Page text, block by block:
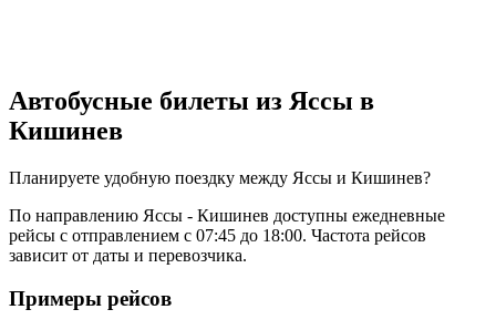
Автобусные билеты из Яссы в
Кишинев
Планируете удобную поездку между Яссы и Кишинев?
По направлению Яссы - Кишинев доступны ежедневные
рейсы с отправлением с 07:45 до 18:00. Частота рейсов
зависит от даты и перевозчика.
Примеры рейсов